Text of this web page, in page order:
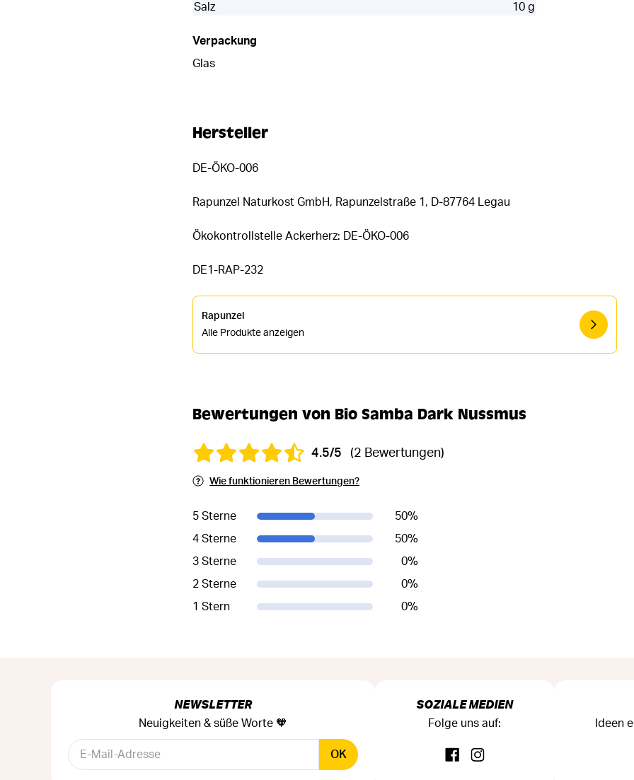
Salz
10 g
Verpackung
Glas
Hersteller
DE-ÖKO-006
Rapunzel Naturkost GmbH, Rapunzelstraße 1, D-87764 Legau
Ökokontrollstelle Ackerherz: DE-ÖKO-006
DE1-RAP-232
Rapunzel
Alle Produkte anzeigen
Bewertungen von Bio Samba Dark Nussmus
4.5/5 (2 Bewertungen)
Wie funktionieren Bewertungen?
5 Sterne 50%
4 Sterne
50%
3 Sterne
0%
2 Sterne
0%
1 Stern
0%
NEWSLETTER
Neuigkeiten & süße Worte 🧡
OK
SOZIALE MEDIEN
Folge uns auf: Ideen